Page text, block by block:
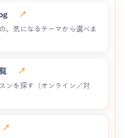
↗
。気になるテーマから選べま
覧 ↗
ンを探す（オンライン／対
↗